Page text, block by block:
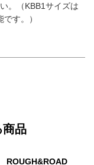
。（KBB1サイズは
す。）
商品
ROUGH&ROAD